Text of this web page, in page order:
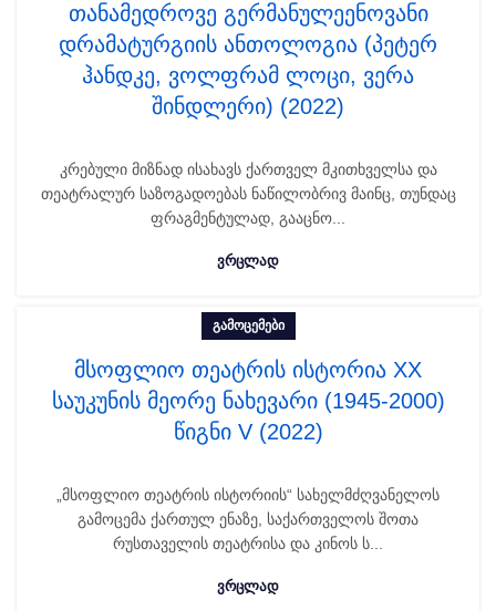
თანამედროვე გერმანულეენოვანი
დრამატურგიის ანთოლოგია (პეტერ
ჰანდკე, ვოლფრამ ლოცი, ვერა
შინდლერი) (2022)
კრებული მიზნად ისახავს ქართველ მკითხველსა და
თეატრალურ საზოგადოებას ნაწილობრივ მაინც, თუნდაც
ფრაგმენტულად, გააცნო...
ᲕᲠᲪᲚᲐᲓ
ᲒᲐᲛᲝᲪᲔᲛᲔᲑᲘ
მსოფლიო თეატრის ისტორია XX
საუკუნის მეორე ნახევარი (1945-2000)
წიგნი V (2022)
„მსოფლიო თეატრის ისტორიის“ სახელმძღვანელოს
გამოცემა ქართულ ენაზე, საქართველოს შოთა
რუსთაველის თეატრისა და კინოს ს...
ᲕᲠᲪᲚᲐᲓ